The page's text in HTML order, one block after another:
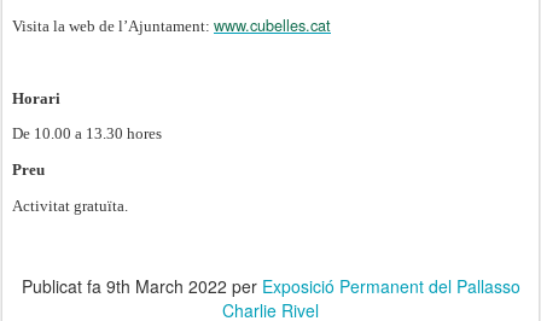
Visita la web de l’Ajuntament: www.cubelles.cat
Horari
De 10.00 a 13.30 hores
Preu
Activitat gratuïta.
Publicat fa 9th March 2022 per Exposició Permanent del Pallasso
Charlie Rivel